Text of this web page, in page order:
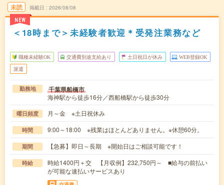
未読
NEW
掲載日 2026/08/08
＜18時まで＞未経験者歓迎＊受発注業務など
職種未経験OK 交通費別途支給あり 土日祝日が休み WEB登録OK
派遣
勤務地 千葉県船橋市
海神駅から徒歩16分／西船橋駅から徒歩30分
曜日頻度 月～金 ※土日祝休み
時間 9:00～18:00 ※残業はほとんどありません。※休憩60分。
期間 【急募】即日～長期 ※開始日はご相談可能です！
時給
時給1400円＋交 【月収例】232,750円～ ■給与の前払い
が可能な速払いサービスあり